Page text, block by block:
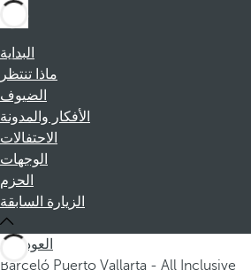
البداية
ماذا تنتظر
الضيوف
الأفكار والمدونة
الاحتفالات
الوجهات
الحزم
الزيارة السابقة
العودة
Barceló Puerto Vallarta - All Inclusive